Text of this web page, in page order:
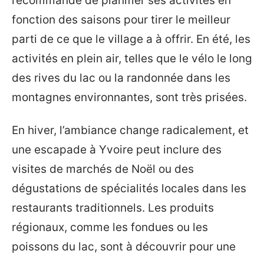
fonction des saisons pour tirer le meilleur
parti de ce que le village a à offrir. En été, les
activités en plein air, telles que le vélo le long
des rives du lac ou la randonnée dans les
montagnes environnantes, sont très prisées.
En hiver, l’ambiance change radicalement, et
une escapade à Yvoire peut inclure des
visites de marchés de Noël ou des
dégustations de spécialités locales dans les
restaurants traditionnels. Les produits
régionaux, comme les fondues ou les
poissons du lac, sont à découvrir pour une